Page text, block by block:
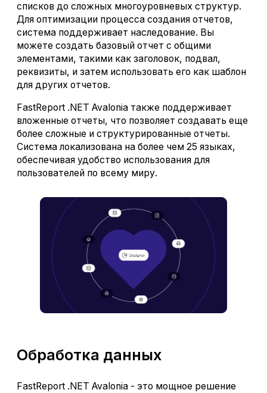
списков до сложных многоуровневых структур.
Для оптимизации процесса создания отчетов,
система поддерживает наследование. Вы
можете создать базовый отчет с общими
элементами, такими как заголовок, подвал,
реквизиты, и затем использовать его как шаблон
для других отчетов.
FastReport .NET Avalonia также поддерживает
вложенные отчеты, что позволяет создавать еще
более сложные и структурированные отчеты.
Система локализована на более чем 25 языках,
обеспечивая удобство использования для
пользователей по всему миру.
Обработка данных
FastReport .NET Avalonia - это мощное решение